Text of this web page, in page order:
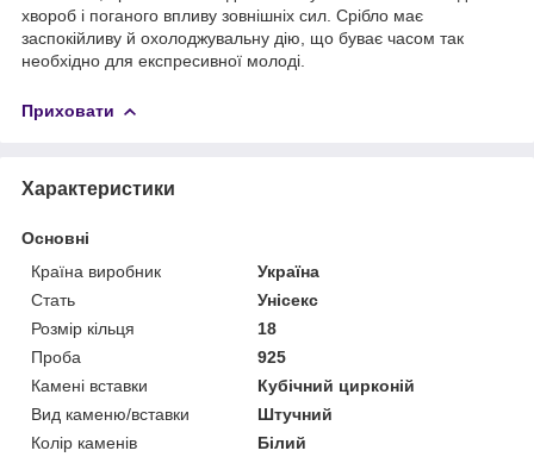
хвороб і поганого впливу зовнішніх сил. Срібло має
заспокійливу й охолоджувальну дію, що буває часом так
необхідно для експресивної молоді.
Приховати
Характеристики
Основні
Країна виробник
Україна
Стать
Унісекс
Розмір кільця
18
Проба
925
Камені вставки
Кубічний цирконій
Вид каменю/вставки
Штучний
Колір каменів
Білий